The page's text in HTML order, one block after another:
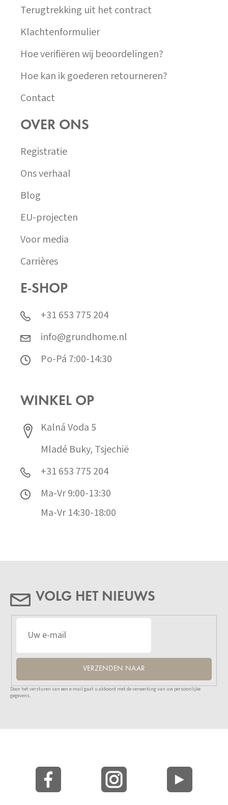
Terugtrekking uit het contract
Klachtenformulier
Hoe verifiëren wij beoordelingen?
Hoe kan ik goederen retourneren?
Contact
OVER ONS
Registratie
Ons verhaal
Blog
EU-projecten
Voor media
Carrières
E-SHOP
+31 653 775 204
info@grundhome.nl
Po-Pá 7:00-14:30
WINKEL OP
Kalná Voda 5
Mladé Buky, Tsjechië
+31 653 775 204
Ma-Vr 9:00-13:30
Ma-Vr 14:30-18:00
VOLG HET NIEUWS
VERZENDEN NAAR
Door het versturen van een e-mail gaat u akkoord met de verwerking van uw persoonlijke
gegevens.